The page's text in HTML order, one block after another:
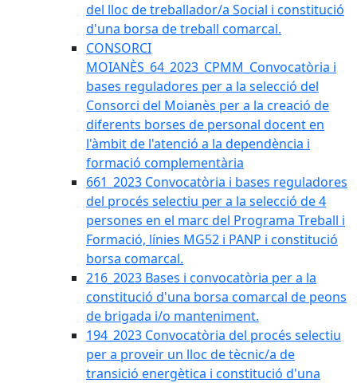
del lloc de treballador/a Social i constitució
d'una borsa de treball comarcal.
CONSORCI
MOIANÈS_64_2023_CPMM_Convocatòria i
bases reguladores per a la selecció del
Consorci del Moianès per a la creació de
diferents borses de personal docent en
l'àmbit de l'atenció a la dependència i
formació complementària
661_2023 Convocatòria i bases reguladores
del procés selectiu per a la selecció de 4
persones en el marc del Programa Treball i
Formació, línies MG52 i PANP i constitució
borsa comarcal.
216_2023 Bases i convocatòria per a la
constitució d'una borsa comarcal de peons
de brigada i/o manteniment.
194_2023 Convocatòria del procés selectiu
per a proveir un lloc de tècnic/a de
transició energètica i constitució d'una